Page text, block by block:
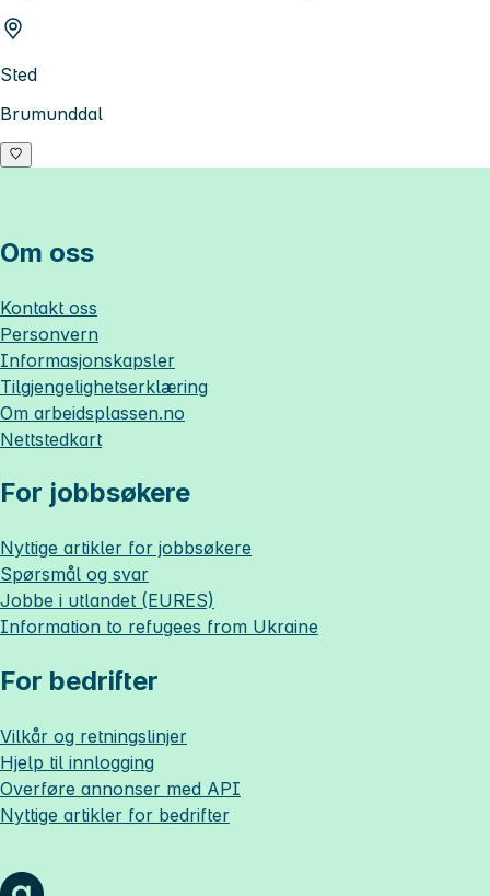
Sted
Brumunddal
Om oss
Kontakt oss
Personvern
Informasjonskapsler
Tilgjengelighetserklæring
Om arbeidsplassen.no
Nettstedkart
For jobbsøkere
Nyttige artikler for jobbsøkere
Spørsmål og svar
Jobbe i utlandet (EURES)
Information to refugees from Ukraine
For bedrifter
Vilkår og retningslinjer
Hjelp til innlogging
Overføre annonser med API
Nyttige artikler for bedrifter